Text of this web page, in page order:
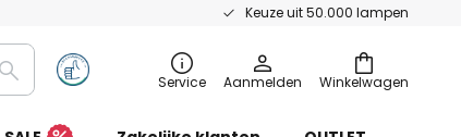
Keuze uit 50.000 lampen
Winkelwagen
Zoeken Service Aanmelden